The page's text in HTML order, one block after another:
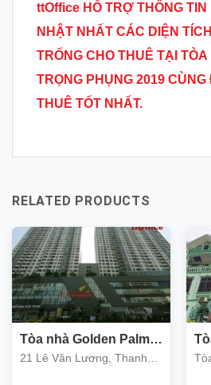
ttOffice HỖ TRỢ THÔNG
NHẬT NHẤT CÁC DIỆN
TRỐNG CHO THUÊ TẠI TÒA
TRỌNG PHỤNG 2019
THUÊ TỐT NHẤT.
RELATED PRODUCTS
Tòa nhà Golden Palm
21 Lê Văn Lương
21 Lê Văn Lương, Thanh